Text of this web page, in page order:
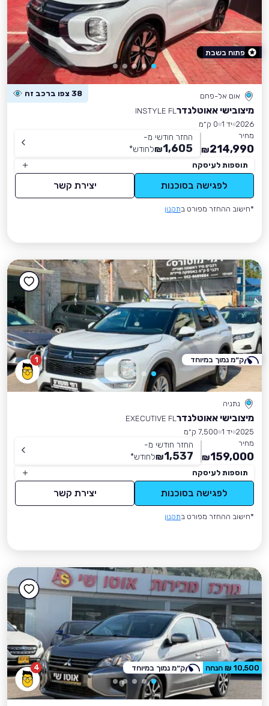
אום אל-פחם 38 צפו ברכב זה
מיצובישי אאוטלנדר INSTYLE FL
2026 יד 1
0 ק״מ
מחיר
214,990
₪
החזר חודשי מ-
1,605
₪לחודש*
תוספות לעיסקה
לפגישה בסוכנות יצירת קשר
*חישוב ההחזר מפורט בתקנון
פתוח בשבת
1
נתניה
מיצובישי אאוטלנדר EXECUTIVE FL
2025 יד 1
7,500 ק״מ
מחיר
159,000
₪
החזר חודשי מ-
1,537
₪לחודש*
תוספות לעיסקה
לפגישה בסוכנות יצירת קשר
*חישוב ההחזר מפורט בתקנון
ק״מ נמוך במיוחד
4 10,500 ₪ הנחה ק״מ נמוך במיוחד